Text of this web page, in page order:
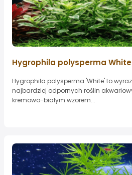
Hygrophila polysperma White
Hygrophila polysperma 'White' to
najbardziej odpornych roślin
kremowo-białym wzorem...